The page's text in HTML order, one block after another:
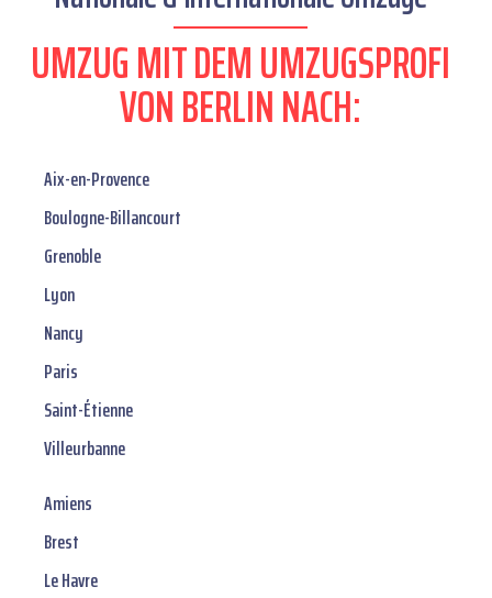
UMZUG MIT DEM UMZUGSPROFI
VON BERLIN NACH:
Aix-en-Provence
Boulogne-Billancourt
Grenoble
Lyon
Nancy
Paris
Saint-Étienne
Villeurbanne
Amiens
Brest
Le Havre